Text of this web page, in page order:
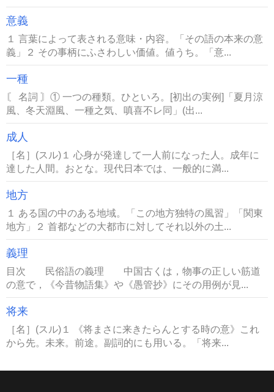
意義
１ 言葉によって表される意味・内容。「その語の本来の意
義」２ その事柄にふさわしい価値。値うち。「意...
一種
〘 名詞 〙① 一つの種類。ひといろ。[初出の実例]「夏月涼
風、冬天淵風、一種之気、嗔喜不レ同」(出...
成人
［名］(スル)１ 心身が発達して一人前になった人。成年に
達した人間。おとな。現代日本では、一般的に満...
地方
１ ある国の中のある地域。「この地方独特の風習」「関東
地方」２ 首都などの大都市に対してそれ以外の土...
義理
目次 民俗語の義理 中国古くは，物事の正しい筋道
の意で，《今昔物語集》や《愚管抄》にその用例が見...
将来
［名］(スル)１ 《将まさに来きたらんとする時の意》これ
から先。未来。前途。副詞的にも用いる。「将来...